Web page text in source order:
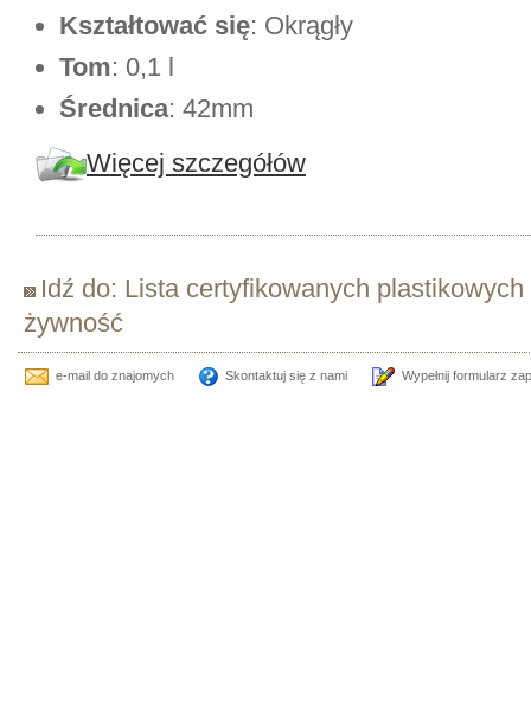
Kształtować się: Okrągły
Tom: 0,1 l
Średnica: 42mm
Więcej szczegółów
Idź do: Lista certyfikowanych
żywność
e-mail do znajomych Skontaktuj się z nami Wypełnij formularz